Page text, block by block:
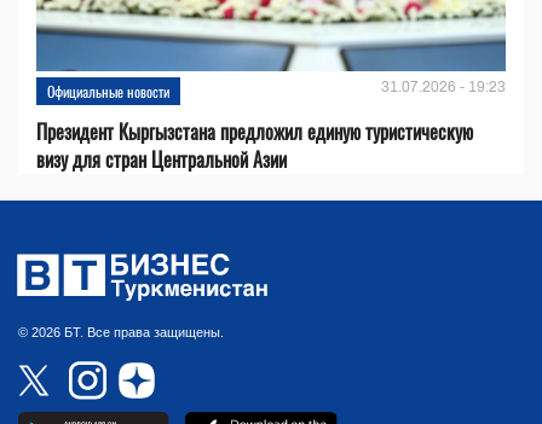
Официальные новости 31.07.2026 - 19:23
Президент Кыргызстана предложил единую туристическую
визу для стран Центральной Азии
© 2026 БТ. Все права защищены.